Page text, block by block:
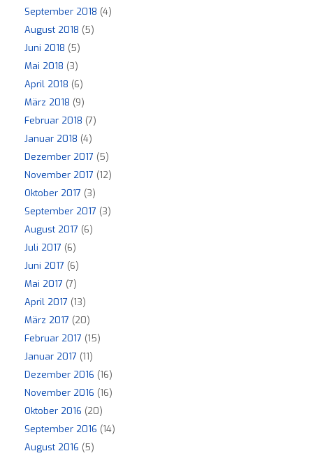
September 2018 (4)
August 2018 (5)
Juni 2018 (5)
Mai 2018 (3)
April 2018 (6)
März 2018 (9)
Februar 2018 (7)
Januar 2018 (4)
Dezember 2017 (5)
November 2017 (12)
Oktober 2017 (3)
September 2017 (3)
August 2017 (6)
Juli 2017 (6)
Juni 2017 (6)
Mai 2017 (7)
April 2017 (13)
März 2017 (20)
Februar 2017 (15)
Januar 2017 (11)
Dezember 2016 (16)
November 2016 (16)
Oktober 2016 (20)
September 2016 (14)
August 2016 (5)